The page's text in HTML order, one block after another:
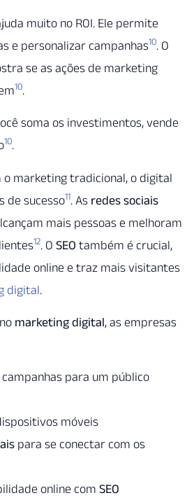
muito no ROI. Ele permite
e personalizar campanhas10. O
se as ações de marketing
10.
soma os investimentos, vende
10.
o marketing tradicional, o digital
de sucesso11. As redes sociais
mais pessoas e melhoram
12. O SEO também é crucial,
online e traz mais visitantes
digital.
marketing digital, as empresas
para um público
móveis
para se conectar com os
online com SEO